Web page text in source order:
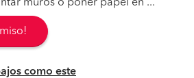
muros o poner papel en ...
como este